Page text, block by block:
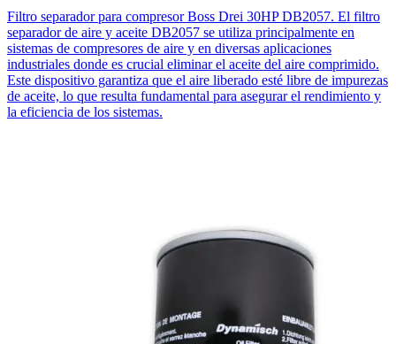
Filtro separador para compresor Boss Drei 30HP DB2057. El filtro
separador de aire y aceite DB2057 se utiliza principalmente en
sistemas de compresores de aire y en diversas aplicaciones
industriales donde es crucial eliminar el aceite del aire comprimido.
Este dispositivo garantiza que el aire liberado esté libre de impurezas
de aceite, lo que resulta fundamental para asegurar el rendimiento y
la eficiencia de los sistemas.